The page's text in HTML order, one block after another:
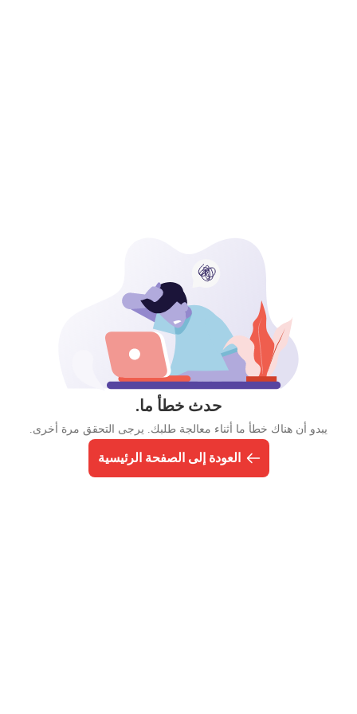
حدث خطأ ما.
يبدو أن هناك خطأ ما أثناء معالجة طلبك. يرجى التحقق مرة أخرى.
العودة إلى الصفحة الرئيسية